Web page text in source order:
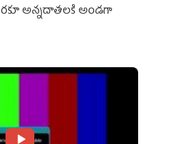
అన్నదాతలకి అండగా